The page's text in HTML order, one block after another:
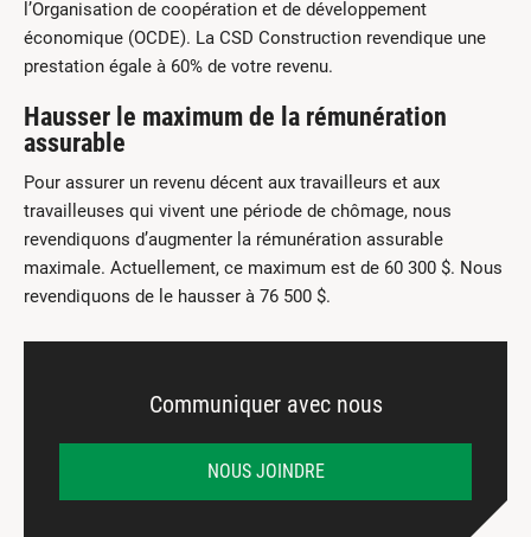
l’Organisation de coopération et de développement
économique (OCDE). La CSD Construction revendique une
prestation égale à 60% de votre revenu.
Hausser le maximum de la rémunération
assurable
Pour assurer un revenu décent aux travailleurs et aux
travailleuses qui vivent une période de chômage, nous
revendiquons d’augmenter la rémunération assurable
maximale. Actuellement, ce maximum est de 60 300 $. Nous
revendiquons de le hausser à 76 500 $.
Communiquer avec nous
NOUS JOINDRE